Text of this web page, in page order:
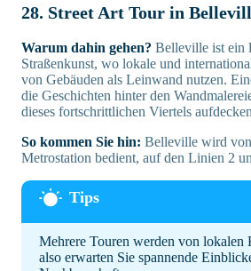
28. Street Art Tour in
Warum dahin gehen? Belleville ist ein
Straßenkunst, wo lokale und
von Gebäuden als Leinwand nutzen.
die Geschichten hinter den
dieses fortschrittlichen Viertels
So kommen Sie hin: Belleville wird von
Metrostation bedient, auf den Linien 2
Mehrere Touren werden von lokalen
also erwarten Sie spannende